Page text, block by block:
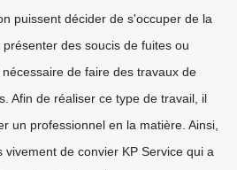
puissent décider de s'occuper de la
des soucis de fuites ou
de faire des travaux de
Afin de réaliser ce type de travail, il
un professionnel en la matière. Ainsi,
de convier KP Service qui a